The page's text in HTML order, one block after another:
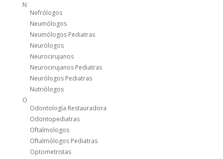
N
Nefrólogos
Neumólogos
Neumólogos Pediatras
Neurólogos
Neurocirujanos
Neurocirujanos Pediatras
Neurólogos Pediatras
Nutriólogos
O
Odontología Restauradora
Odontopediatras
Oftalmologos
Oftalmólogos Pediatras
Optometristas